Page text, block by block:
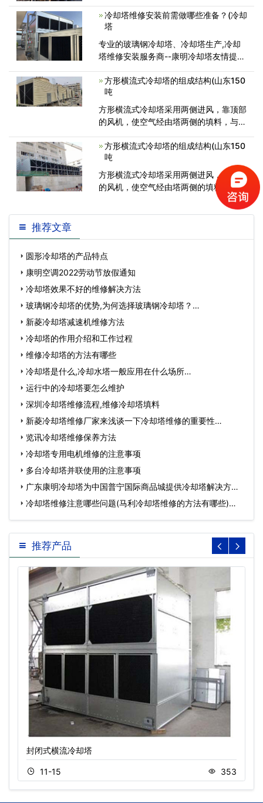
横流塔区别 开式地源热泵 闭式冷却塔是
什么...<
冷却塔维修安装前需做哪些准备？(冷却
塔
专业的玻璃钢冷却塔、冷却塔生产,冷却
塔维修安装服务商--康明冷却塔友情提
却塔维修安装应选择在通风良好的地方作
为安装位置。2、两塔以上，塔群布局时
<
方形横流式冷却塔的组成结构(山东150
吨
方形横流式冷却塔采用两侧进风，靠顶部
的风机，使空气经由塔两侧的填料，与热
方形横流式冷却塔的组成结构(山东150
吨
方形横流式冷却塔采用两侧进风，靠顶部
的风机，使空气经由塔两侧的填料，与热
水进行介质交换，湿热空气再排向塔外。
推荐文章
圆形冷却塔的产品特点
康明空调2022劳动节放假通知
冷却塔效果不好的维修解决方法
玻璃钢冷却塔的优势,为何选择玻璃钢冷却塔？…
新菱冷却塔减速机维修方法
冷却塔的作用介绍和工作过程
维修冷却塔的方法有哪些
冷却塔是什么,冷却水塔一般应用在什么场所…
运行中的冷却塔要怎么维护
深圳冷却塔维修流程,维修冷却塔填料
新菱冷却塔维修厂家来浅谈一下冷却塔维修的重要性…
览讯冷却塔维修保养方法
冷却塔专用电机维修的注意事项
多台冷却塔并联使用的注意事项
广东康明冷却塔为中国普宁国际商品城提供冷却塔解决方
案…冷却塔维修注意哪些问题(马利冷却塔维修的方法有哪些)…
推荐产品
封闭式横流冷却塔
11-15 353